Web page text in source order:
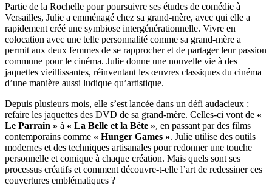
Partie de la Rochelle pour poursuivre ses études de comédie à
Versailles, Julie a emménagé chez sa grand-mère, avec qui elle a
rapidement créé une symbiose intergénérationnelle. Vivre en
colocation avec une telle personnalité comme sa grand-mère a
permit aux deux femmes de se rapprocher et de partager leur passion
commune pour le cinéma. Julie donne une nouvelle vie à des
jaquettes vieillissantes, réinventant les œuvres classiques du cinéma
d’une manière aussi ludique qu’artistique.
Depuis plusieurs mois, elle s’est lancée dans un défi audacieux :
refaire les jaquettes des DVD de sa grand-mère. Celles-ci vont de «
Le Parrain » à « La Belle et la Bête », en passant par des films
contemporains comme « Hunger Games ». Julie utilise des outils
modernes et des techniques artisanales pour redonner une touche
personnelle et comique à chaque création. Mais quels sont ses
processus créatifs et comment découvre-t-elle l’art de redessiner ces
couvertures emblématiques ?